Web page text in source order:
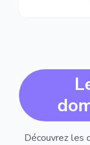
Découvrez les